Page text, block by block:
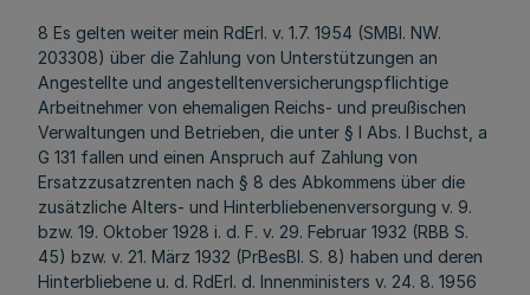
8 Es gelten weiter mein RdErl. v. 1.7. 1954 (SMBl. NW.
203308) über die Zahlung von Unterstützungen an
Angestellte und angestelltenversicherungspflichtige
Arbeitnehmer von ehemaligen Reichs- und preußischen
Verwaltungen und Betrieben, die unter § l Abs. l Buchst, a
G 131 fallen und einen Anspruch auf Zahlung von
Ersatzzusatzrenten nach § 8 des Abkommens über die
zusätzliche Alters- und Hinterbliebenenversorgung v. 9.
bzw. 19. Oktober 1928 i. d. F. v. 29. Februar 1932 (RBB S.
45) bzw. v. 21. März 1932 (PrBesBl. S. 8) haben und deren
Hinterbliebene u. d. RdErl. d. Innenministers v. 24. 8. 1956